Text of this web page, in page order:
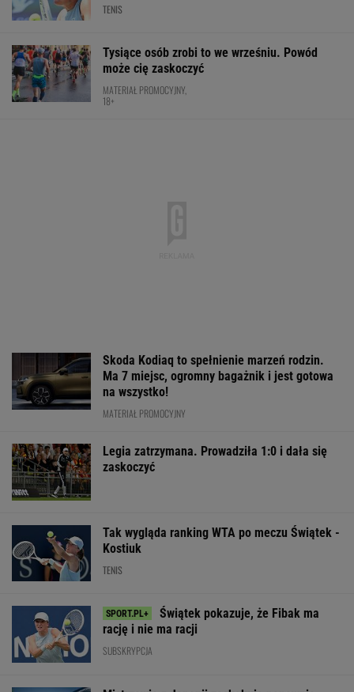
TENIS
Tysiące osób zrobi to we wrześniu. Powód
może cię zaskoczyć
MATERIAŁ PROMOCYJNY,
18+
Skoda Kodiaq to spełnienie marzeń rodzin.
Ma 7 miejsc, ogromny bagażnik i jest gotowa
na wszystko!
MATERIAŁ PROMOCYJNY
Legia zatrzymana. Prowadziła 1:0 i dała się
zaskoczyć
Tak wygląda ranking WTA po meczu Świątek -
Kostiuk
TENIS
Świątek pokazuje, że Fibak ma
rację i nie ma racji
SUBSKRYPCJA